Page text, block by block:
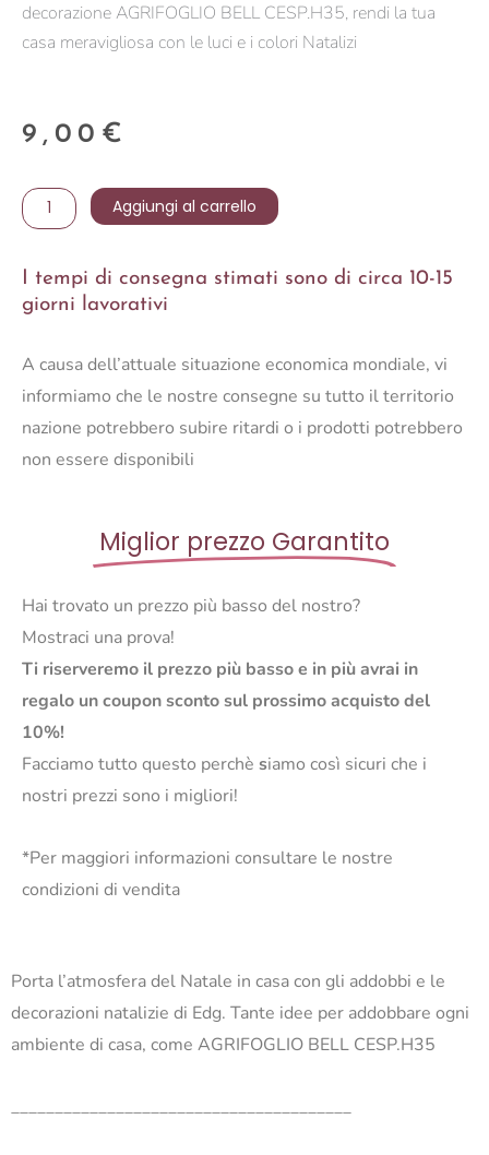
decorazione AGRIFOGLIO BELL CESP.H35, rendi la tua
casa meravigliosa con le luci e i colori Natalizi
9,00 €
AGRIFOGLIO
BELL
quantità
Aggiungi al carrello
I tempi di consegna stimati sono di circa 10-15
giorni lavorativi
A causa dell’attuale situazione economica mondiale, vi
informiamo che le nostre consegne su tutto il territorio
nazione potrebbero subire ritardi o i prodotti potrebbero
non essere disponibili
Miglior prezzo Garantito
Hai trovato un prezzo più basso del nostro?
Mostraci una prova!
Ti riserveremo il prezzo più basso e in più avrai in
regalo un coupon sconto sul prossimo acquisto del
10%!
Facciamo tutto questo perchè siamo così sicuri che i
nostri prezzi sono i migliori!
*Per maggiori informazioni consultare le nostre
condizioni di vendita
Porta l’atmosfera del Natale in casa con gli addobbi e le
decorazioni natalizie di Edg. Tante idee per addobbare ogni
ambiente di casa, come AGRIFOGLIO BELL CESP.H35
_______________________________________